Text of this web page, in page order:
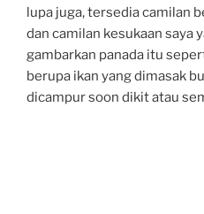
lupa juga, tersedia camilan
dan camilan kesukaan saya
gambarkan panada itu
berupa ikan yang dimasak
dicampur soon dikit atau